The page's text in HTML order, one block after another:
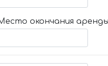
окончания